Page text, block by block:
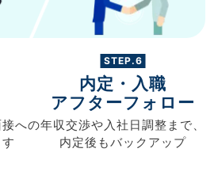
への
STEP.6
内定・入職
アフターフォロー
年収交渉や入社日調整まで、
内定後もバックアップ